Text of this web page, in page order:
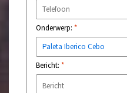
Onderwerp: *
Bericht: *